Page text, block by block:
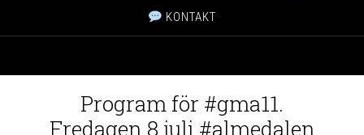
KONTAKT
Program för #gma11.
Fredagen 8 juli #almedalen